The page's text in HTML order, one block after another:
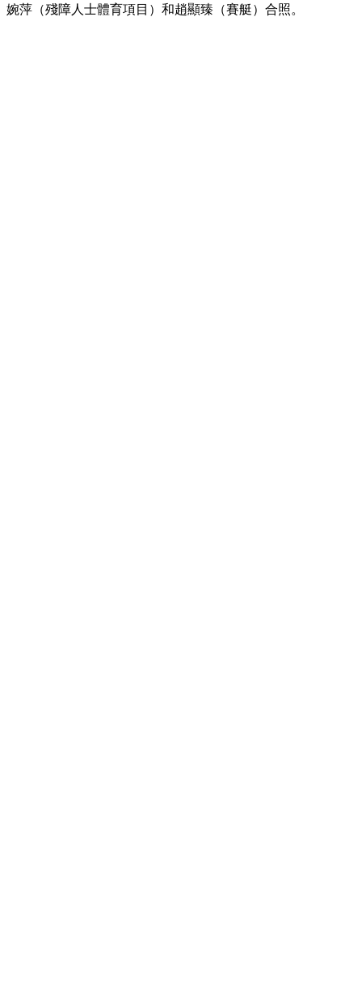
婉萍（殘障人士體育項目）和趙顯臻（賽艇）合照。